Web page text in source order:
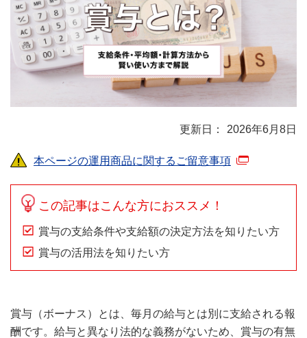
2026年6月8日
本ページの運用商品に関するご留意事項
この記事はこんな方におススメ！
賞与の支給条件や支給額の決定方法を知りたい方
賞与の活用法を知りたい方
賞与（ボーナス）とは、毎月の給与とは別に支給される報
酬です。給与と異なり法的な義務がないため、賞与の有無